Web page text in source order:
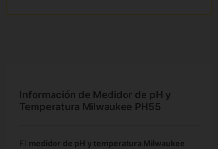
Información de Medidor de pH y
Temperatura Milwaukee PH55
El medidor de pH y temperatura Milwaukee